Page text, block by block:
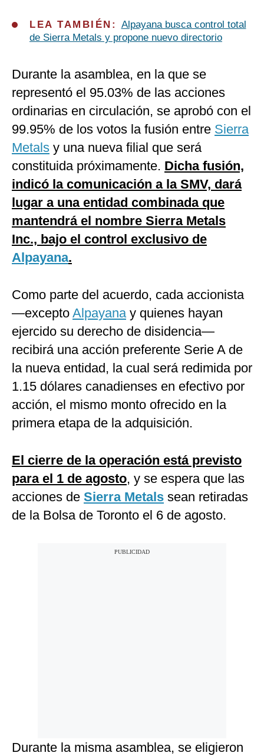
LEA TAMBIÉN: Alpayana busca control total
de Sierra Metals y propone nuevo directorio
Durante la asamblea, en la que se
representó el 95.03% de las acciones
ordinarias en circulación, se aprobó con el
99.95% de los votos la fusión entre Sierra
Metals y una nueva filial que será
constituida próximamente. Dicha fusión,
indicó la comunicación a la SMV, dará
lugar a una entidad combinada que
mantendrá el nombre Sierra Metals
Inc., bajo el control exclusivo de
Alpayana.
Como parte del acuerdo, cada accionista
—excepto Alpayanay quienes hayan
ejercido su derecho de disidencia—
recibirá una acción preferente Serie A de
la nueva entidad, la cual será redimida por
1.15 dólares canadienses en efectivo por
acción, el mismo monto ofrecido en la
primera etapa de la adquisición.
El cierre de la operación está previsto
para el 1 de agosto, y se espera que las
acciones de Sierra Metals sean retiradas
de la Bolsa de Toronto el 6 de agosto.
Durante la misma asamblea, se eligieron